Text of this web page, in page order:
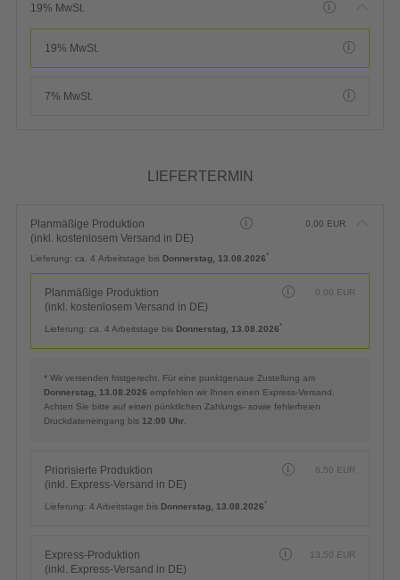
19% MwSt.
19% MwSt.
7% MwSt.
LIEFERTERMIN
Planmäßige Produktion
(inkl. kostenlosem Versand in DE)
0,00 EUR
Lieferung: ca. 4 Arbeitstage bis Donnerstag, 13.08.2026*
Planmäßige Produktion
(inkl. kostenlosem Versand in DE)
0,00 EUR
Lieferung: ca. 4 Arbeitstage bis Donnerstag, 13.08.2026*
* Wir versenden fristgerecht. Für eine punktgenaue Zustellung am
Donnerstag, 13.08.2026 empfehlen wir Ihnen einen Express-Versand.
Achten Sie bitte auf einen pünktlichen Zahlungs- sowie fehlerfreien
Druckdateneingang bis 12:00 Uhr
Priorisierte Produktion
(inkl. Express-Versand in DE)
6,50 EUR
Lieferung: 4 Arbeitstage bis Donnerstag, 13.08.2026*
Express-Produktion
(inkl. Express-Versand in DE)
13,50 EUR